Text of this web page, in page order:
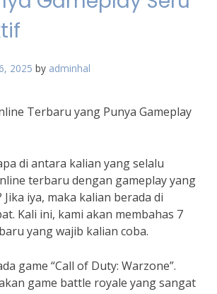
2025 by adminhal
Terbaru yang Punya Gameplay
di antara kalian yang selalu
terbaru dengan gameplay yang
iya, maka kalian berada di
Kali ini, kami akan membahas 7
yang wajib kalian coba.
game “Call of Duty: Warzone”.
game battle royale yang sangat